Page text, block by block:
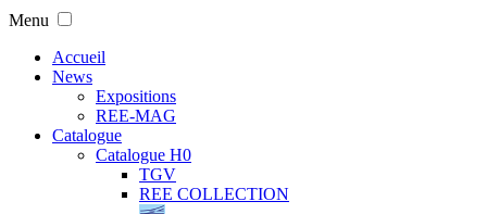
Menu
Accueil
News
Expositions
REE-MAG
Catalogue
Catalogue H0
TGV
REE COLLECTION